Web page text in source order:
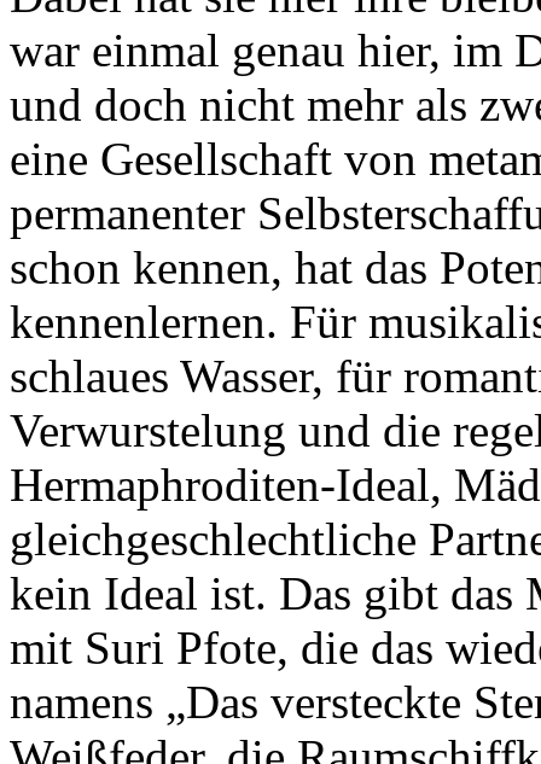
war einmal genau hier, im
und doch nicht mehr als
eine Gesellschaft von
permanenter
schon kennen, hat das
kennenlernen. Für
schlaues Wasser, für
Verwurstelung und die
Hermaphroditen-Ideal,
gleichgeschlechtliche
kein Ideal ist. Das gibt das
mit Suri Pfote, die das
namens „Das versteckte